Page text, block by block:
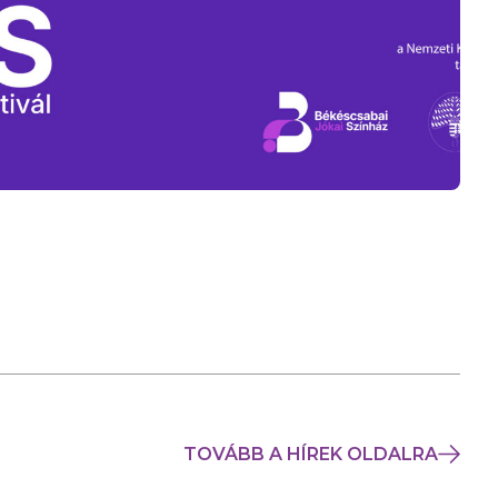
TOVÁBB A HÍREK OLDALRA